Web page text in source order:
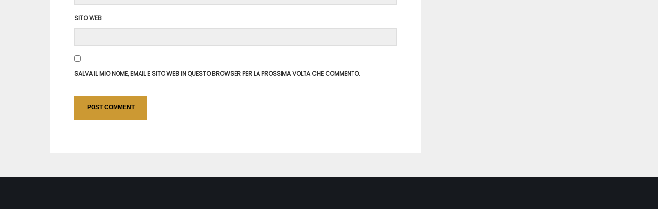
SITO WEB
SALVA IL MIO NOME, EMAIL E SITO WEB IN QUESTO BROWSER PER LA PROSSIMA VOLTA CHE COMMENTO.